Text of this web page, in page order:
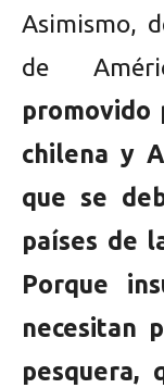
Asimismo,
de
promovido
chilena y
que se
países de
Porque
necesitan
pesquera,